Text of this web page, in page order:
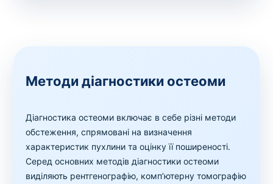
Методи діагностики остеоми
Діагностика остеоми включає в себе різні методи
обстеження, спрямовані на визначення
характеристик пухлини та оцінку її поширеності.
Серед основних методів діагностики остеоми
виділяють рентгенографію, комп’ютерну томографію